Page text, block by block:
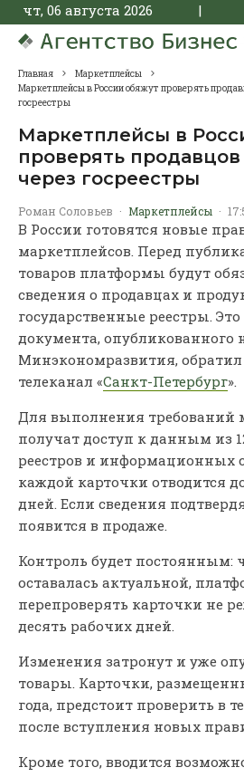
чт, 06 августа 2026 |
Главная
Маркетплейсы
Маркетплейсы в России обяжут проверять
госреестры
Маркетплейсы в
проверять
через госреестры
Роман Соловьев · Маркетплейсы ·
В России готовятся новые
маркетплейсов. Перед
товаров платформы будут
сведения о продавцах и
государственные реестры. Это
документа, опубликованного
Минэкономразвития,
телеканал «Санкт-Петербург».
Для выполнения требований
получат доступ к данным из
реестров и информационных
каждой карточки отводится
дней. Если сведения
появится в продаже.
Контроль будет
оставалась актуальной,
перепроверять карточки не
десять рабочих дней.
Изменения затронут и уже
товары. Карточки,
года, предстоит проверить в
после вступления новых
Кроме того, вводится